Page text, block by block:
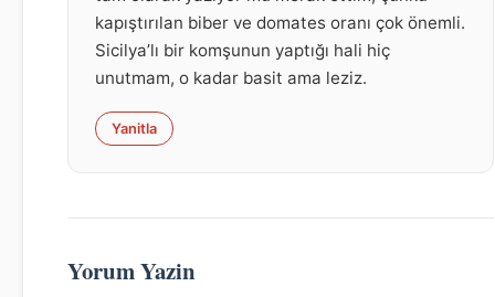
kapıştırılan biber ve domates oranı çok önemli.
Sicilya’lı bir komşunun yaptığı hali hiç
unutmam, o kadar basit ama leziz.
Yanitla
Yorum Yazin